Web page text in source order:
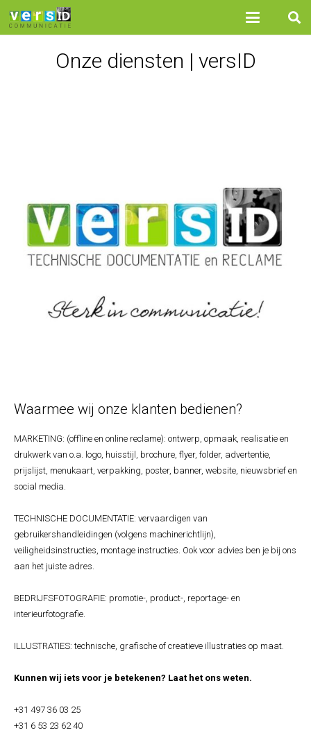
Onze diensten | versID
Waarmee wij onze klanten bedienen?
MARKETING: (offline en online reclame): ontwerp, opmaak, realisatie en
drukwerk van o.a. logo, huisstijl, brochure, flyer, folder, advertentie,
prijslijst, menukaart, verpakking, poster, banner, website, nieuwsbrief en
social media.⁣
TECHNISCHE DOCUMENTATIE: vervaardigen van
gebruikershandleidingen (volgens machinerichtlijn),
veiligheidsinstructies, montage instructies. Ook voor advies ben je bij ons
aan het juiste adres.⁣
BEDRIJFSFOTOGRAFIE: promotie-, product-, reportage- en
interieurfotografie.⁣
ILLUSTRATIES: technische, grafische of creatieve illustraties op maat.⁣
Kunnen wij iets voor je betekenen? Laat het ons weten.
+31 497 36 03 25⁣
+31 6 53 23 62 40⁣